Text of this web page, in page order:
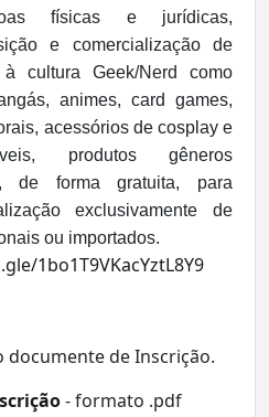
físicas e jurídicas,
e comercialização de
à cultura Geek/Nerd como
animes, card games,
acessórios de cosplay e
produtos gêneros
de forma gratuita, para
exclusivamente de
ou importados.
1bo1T9VKacYztL8Y9
documente de Inscrição.
- formato .pdf